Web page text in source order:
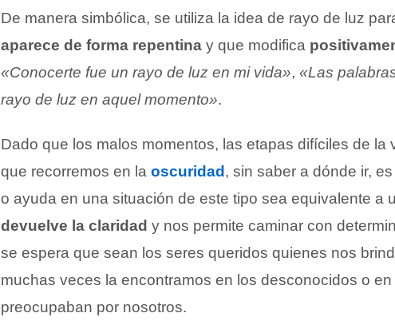
De manera simbólica, se utiliza la idea de rayo de luz
aparece de forma repentina y que modifica
«Conocerte fue un rayo de luz en mi vida», «Las
rayo de luz en aquel momento».
Dado que los malos momentos, las etapas difíciles de la
que recorremos en la oscuridad , sin saber a dónde ir,
o ayuda en una situación de este tipo sea equivalente a
devuelve la claridad y nos permite caminar con
se espera que sean los seres queridos quienes nos
muchas veces la encontramos en los desconocidos o
preocupaban por nosotros.